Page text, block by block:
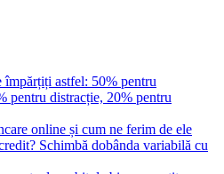
astfel: 50% pentru
pentru distracție, 20% pentru
online și cum ne ferim de ele
Schimbă dobânda variabilă cu